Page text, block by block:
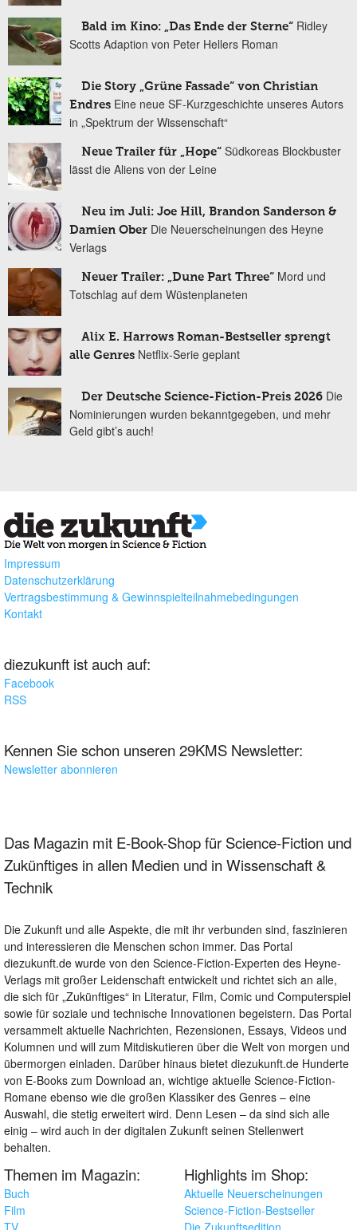
Bald im Kino: „Das Ende der Sterne“ Ridley
Scotts Adaption von Peter Hellers Roman
Die Story „Grüne Fassade“ von Christian
Endres Eine neue SF-Kurzgeschichte unseres Autors
in „Spektrum der Wissenschaft“
Neue Trailer für „Hope“ Südkoreas Blockbuster
lässt die Aliens von der Leine
Neu im Juli: Joe Hill, Brandon Sanderson &
Damien Ober Die Neuerscheinungen des Heyne
Verlags
Neuer Trailer: „Dune Part Three“ Mord und
Totschlag auf dem Wüstenplaneten
Alix E. Harrows Roman-Bestseller sprengt
alle Genres Netflix-Serie geplant
Der Deutsche Science-Fiction-Preis 2026 Die
Nominierungen wurden bekanntgegeben, und mehr
Geld gibt’s auch!
Impressum
Datenschutzerklärung
Vertragsbestimmung & Gewinnspielteilnahmebedingungen
Kontakt
diezukunft ist auch auf:
Facebook
RSS
Kennen Sie schon unseren 29KMS Newsletter:
Newsletter abonnieren
Das Magazin mit E-Book-Shop für Science-Fiction und
Zukünftiges in allen Medien und in Wissenschaft &
Technik
Die Zukunft und alle Aspekte, die mit ihr verbunden sind, faszinieren
und interessieren die Menschen schon immer. Das Portal
diezukunft.de wurde von den Science-Fiction-Experten des Heyne-
Verlags mit großer Leidenschaft entwickelt und richtet sich an alle,
die sich für „Zukünftiges“ in Literatur, Film, Comic und Computerspiel
sowie für soziale und technische Innovationen begeistern. Das Portal
versammelt aktuelle Nachrichten, Rezensionen, Essays, Videos und
Kolumnen und will zum Mitdiskutieren über die Welt von morgen und
übermorgen einladen. Darüber hinaus bietet diezukunft.de Hunderte
von E-Books zum Download an, wichtige aktuelle Science-Fiction-
Romane ebenso wie die großen Klassiker des Genres – eine
Auswahl, die stetig erweitert wird. Denn Lesen – da sind sich alle
einig – wird auch in der digitalen Zukunft seinen Stellenwert
behalten.
Themen im Magazin:
Buch
Film
TV
Highlights im Shop:
Aktuelle Neuerscheinungen
Science-Fiction-Bestseller
Die Zukunftsedition